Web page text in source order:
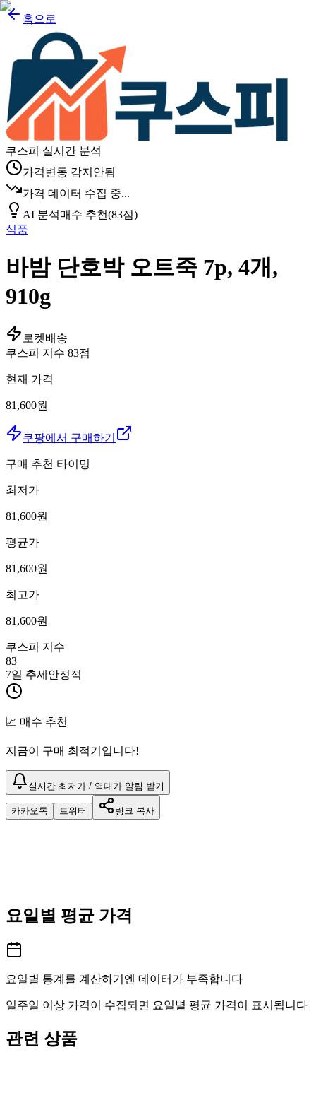
홈으로
쿠스피 실시간 분석
가격변동 감지안됨
가격 데이터 수집 중...
AI 분석매수 추천(83점)
식품
바밤 단호박 오트죽 7p, 4개,
910g
로켓배송
쿠스피 지수 83점
현재 가격
81,600원
쿠팡에서 구매하기
구매 추천 타이밍
최저가
81,600원
평균가
81,600원
최고가
81,600원
쿠스피 지수
83
7일 추세 안정적
📈 매수 추천
지금이 구매 최적기입니다!
실시간 최저가 / 역대가 알림 받기
카카오톡 트위터 링크 복사
요일별 평균 가격
요일별 통계를 계산하기엔 데이터가 부족합니다
일주일 이상 가격이 수집되면 요일별 평균 가격이 표시됩니다
관련 상품